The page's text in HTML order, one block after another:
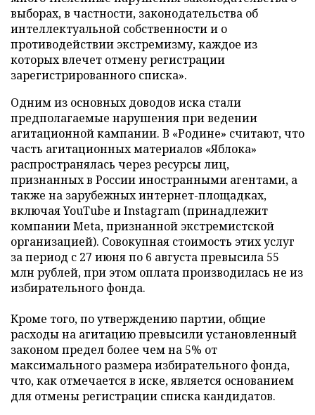
выборах, в частности, законодательства об
интеллектуальной собственности и о
противодействии экстремизму, каждое из
которых влечет отмену регистрации
зарегистрированного списка».
Одним из основных доводов иска стали
предполагаемые нарушения при ведении
агитационной кампании. В «Родине» считают, что
часть агитационных материалов «Яблока»
распространялась через ресурсы лиц,
признанных в России иностранными агентами, а
также на зарубежных интернет-площадках,
включая YouTube и Instagram (принадлежит
компании Meta, признанной экстремистской
организацией). Совокупная стоимость этих услуг
за период с 27 июня по 6 августа превысила 55
млн рублей, при этом оплата производилась не из
избирательного фонда.
Кроме того, по утверждению партии, общие
расходы на агитацию превысили установленный
законом предел более чем на 5% от
максимального размера избирательного фонда,
что, как отмечается в иске, является основанием
для отмены регистрации списка кандидатов.